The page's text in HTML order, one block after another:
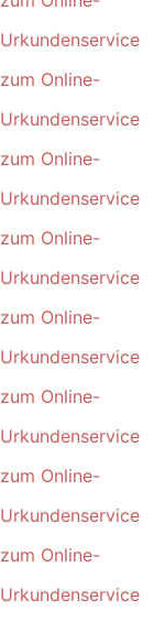
Urkundenservice
zum Online-
Urkundenservice
zum Online-
Urkundenservice
zum Online-
Urkundenservice
zum Online-
Urkundenservice
zum Online-
Urkundenservice
zum Online-
Urkundenservice
zum Online-
Urkundenservice